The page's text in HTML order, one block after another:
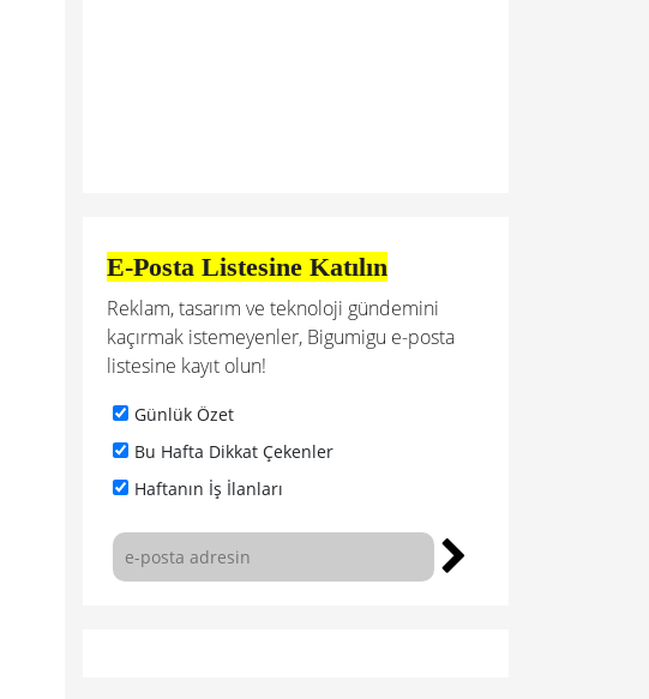
E-Posta Listesine Katılın
Reklam, tasarım ve teknoloji gündemini
kaçırmak istemeyenler, Bigumigu e-posta
listesine kayıt olun!
Günlük Özet
Bu Hafta Dikkat Çekenler
Haftanın İş İlanları